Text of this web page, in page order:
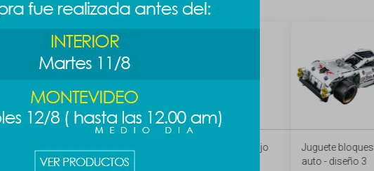
12pcs
dinosaurio - azul
Tableta de dibujo
Juguete bloques
auto - diseño 3